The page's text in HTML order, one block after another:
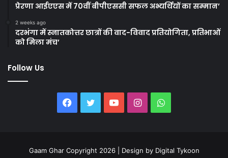
प्रेरणा आईएएस में 70वीं बीपीएससी सफल अभ्यर्थियों का सम्मान’
2 weeks ago
दरभंगा में स्नातकोत्तर छात्रों की वाद-विवाद प्रतियोगिता, प्रतिभाओं
को मिला मंच’
Follow Us
Facebook
TwitterYouTubeInstagramWhatsApp
Gaam Ghar Copyright 2026 | Design by Digital Tykoon